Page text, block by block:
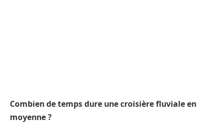
Combien de temps dure une croisière fluviale en
moyenne ?